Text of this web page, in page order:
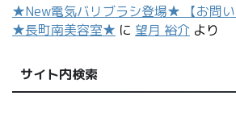
★New電気バリブラシ登場★ 【お問
★長町南美容室★ に 望月 裕介 より
サイト内検索